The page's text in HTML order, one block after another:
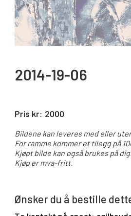
2014-19-06
Pris kr: 2000
Bildene kan leveres med eller
For ramme kommer et tilegg på
Kjøpt bilde kan også brukes på
Kjøp er mva-fritt.
Ønsker du å bestille